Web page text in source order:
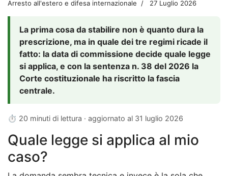
Arresto all'estero e difesa internazionale 27 Luglio 2026
La prima cosa da stabilire non è quanto dura la
prescrizione, ma in quale dei tre regimi ricade il
fatto: la data di commissione decide quale legge
si applica, e con la sentenza n. 38 del 2026 la
Corte costituzionale ha riscritto la fascia
centrale.
⏱ 20 minuti di lettura · aggiornato al 31 luglio 2026
Quale legge si applica al mio
caso?